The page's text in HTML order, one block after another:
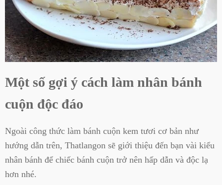
Một số gợi ý cách làm nhân bánh
cuộn độc đáo
Ngoài công thức làm bánh cuộn kem tươi cơ bản như
hướng dẫn trên, Thatlangon sẽ giới thiệu đến bạn vài kiểu
nhân bánh để chiếc bánh cuộn trở nên hấp dẫn và độc lạ
hơn nhé.